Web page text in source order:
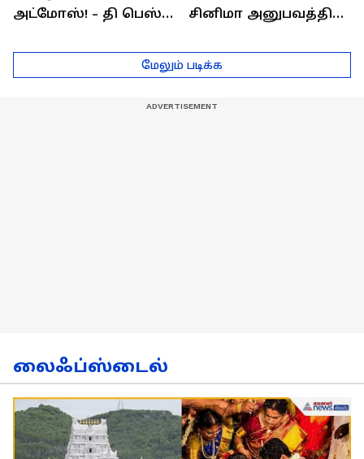
அட்மோஸ்! - தி பெஸ்ட்
எக்ஸ்பீரியன்ஸ்
சினிமா அனுபவத்தில்
மேலும் படிக்க
லைஃப்ஸ்டைல்